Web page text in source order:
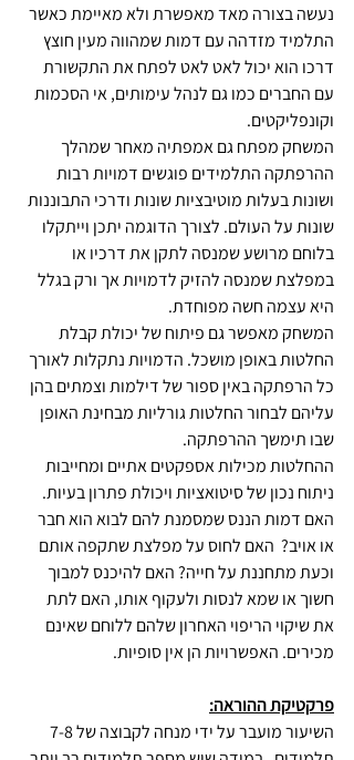
נעשה בצורה מאד מאפשרת ולא מאיימת כאשר
התלמיד מזדהה עם דמות שמהווה מעין חוצץ
דרכו הוא יכול לאט לאט לפתח את התקשורת
עם החברים כמו גם לנהל עימותים, אי הסכמות
וקונפליקטים.
המשחק מפתח גם אמפתיה מאחר שמהלך
ההרפתקה התלמידים פוגשים דמויות רבות
ושונות בעלות מוטיבציות שונות ודרכי התבוננות
שונות על העולם. לצורך הדוגמה יתכן וייתקלו
בלוחם מרושע שמנסה לתקן את דרכיו או
במפלצת שמנסה להזיק לדמויות אך ורק בגלל
היא עצמה חשה מפוחדת.
המשחק מאפשר גם פיתוח של יכולת קבלת
החלטות באופן מושכל. הדמויות נתקלות לאורך
כל הרפתקה באין ספור של דילמות וצמתים בהן
עליהם לבחור החלטות גורליות מבחינת האופן
שבו תימשך ההרפתקה.
ההחלטות מכילות אספקטים אתיים ומחייבות
ניתוח נכון של סיטואציות ויכולת פתרון בעיות.
האם דמות הננס שמסמנת להם לבוא הוא חבר
או אויב?  האם לחוס על מפלצת שתקפה אותם
וכעת מתחננת על חייה? האם להיכנס למבוך
חשוך או שמא לנסות ולעקוף אותו, האם לתת
את שיקוי הריפוי האחרון שלהם ללוחם שאינם
מכירים. האפשרויות הן אין סופיות.
פרקטיקת ההוראה: